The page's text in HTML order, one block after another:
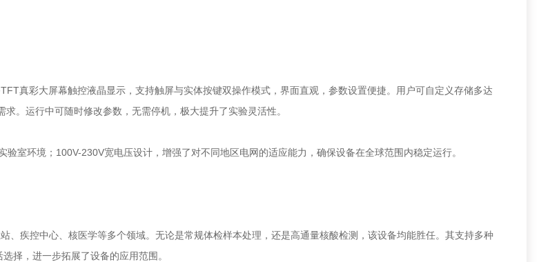
真彩大屏幕触控液晶显示‌，支持触屏与实体按键双操作模式，界面直观，参数设置便捷。用户可自定义存储多达
。运行中可随时修改参数，无需停机，极大提升了实验灵活性。
环境；100V-230V宽电压设计，增强了对不同地区电网的适应能力，确保设备在全球范围内稳定运行。
疾控中心、核医学‌等多个领域。无论是常规体检样本处理，还是高通量核酸检测，该设备均能胜任。其支持多种
择，进一步拓展了设备的应用范围。